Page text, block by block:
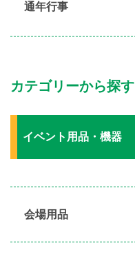
通年行事
カテゴリーから探す
イベント用品・機器
会場用品